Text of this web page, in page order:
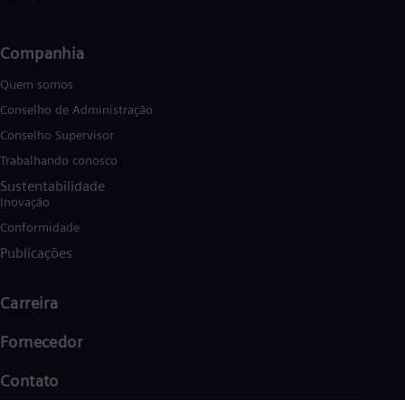
Companhia
Quem somos
Conselho de Administração
Conselho Supervisor
Trabalhando conosco
Sustentabilidade
Inovação
Conformidade
Publicações
Carreira
Fornecedor
Contato